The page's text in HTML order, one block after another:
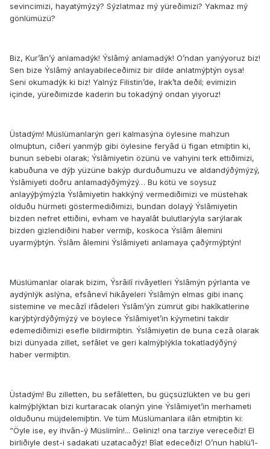
sevincimizi, hayatýmýzý? Sýzlatmaz mý yüreðimizi? Yakmaz mý
gönlümüzü?
Biz, Kur’ân’ý anlamadýk! Ýslâmý anlamadýk! O’ndan yanýyoruz biz!
Sen bize Ýslâmý anlayabileceðimiz bir dilde anlatmýþtýn oysa!
Seni okumadýk ki biz! Yalnýz Filistin’de, Irak’ta deðil; evimizin
içinde, yüreðimizde kaderin bu tokadýný o­ndan yiyoruz!
Üstadým! Müslümanlarýn geri kalmasýna öylesine mahzun
olmuþtun, ciðeri yanmýþ gibi öylesine feryâd ü figan etmiþtin ki,
bunun sebebi olarak; Ýslâmiyetin özünü ve vahyini terk ettiðimizi,
kabuðuna ve dýþ yüzüne bakýp durduðumuzu ve aldandýðýmýzý,
Ýslâmiyeti doðru anlamadýðýmýzý… Bu kötü ve soysuz
anlayýþýmýzla Ýslâmiyetin hakkýný vermediðimizi ve müstehak
olduðu hürmeti göstermediðimizi, bundan dolayý Ýslâmiyetin
bizden nefret ettiðini, evham ve hayalât bulutlarýyla sarýlarak
bizden gizlendiðini haber vermiþ, koskoca Ýslâm âlemini
uyarmýþtýn. Ýslâm âlemini Ýslâmiyeti anlamaya çaðýrmýþtýn!
Müslümanlar olarak bizim, Ýsrâilî rivâyetleri Ýslâmýn pýrlanta ve
aydýnlýk aslýna, efsânevî hikâyeleri Ýslâmýn elmas gibi inanç
sistemine ve mecâzî ifâdeleri Ýslâm’ýn zümrüt gibi hakîkatlerine
karýþtýrdýðýmýzý ve böylece Ýslâmiyet’in kýymetini takdir
edemediðimizi esefle bildirmiþtin. Ýslâmiyetin de buna cezâ olarak
bizi dünyada zillet, sefâlet ve geri kalmýþlýkla tokatladýðýný
haber vermiþtin.
Üstadým! Bu zilletten, bu sefâletten, bu güçsüzlükten ve bu geri
kalmýþlýktan bizi kurtaracak olanýn yine Ýslâmiyet’in merhameti
olduðunu müjdelemiþtin. Ve tüm Müslümanlara ilân etmiþtin ki:
“Öyle ise, ey ihvân-ý Müslimîn!... Geliniz! o­na tarziye vereceðiz! El
birliðiyle dest-i sadakati uzatacaðýz! Bîat edeceðiz! O’nun hablü’l-